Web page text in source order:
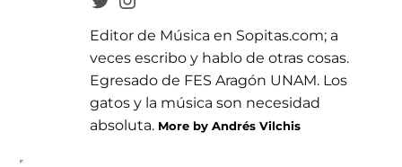
Editor de Música en Sopitas.com; a
veces escribo y hablo de otras cosas.
Egresado de FES Aragón UNAM. Los
gatos y la música son necesidad
absoluta. More by Andrés Vilchis